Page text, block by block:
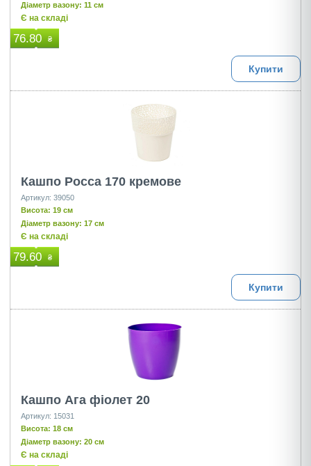
Діаметр вазону: 11 см
Є на складі
76.80 ₴
Купити
Кашпо Росса 170 кремове
Артикул: 39050
Висота: 19 см
Діаметр вазону: 17 см
Є на складі
79.60 ₴
Купити
Кашпо Ага фіолет 20
Артикул: 15031
Висота: 18 см
Діаметр вазону: 20 см
Є на складі